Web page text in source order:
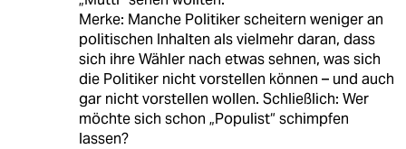
Merke: Manche Politiker scheitern weniger an
politischen Inhalten als vielmehr daran, dass
sich ihre Wähler nach etwas sehnen, was sich
die Politiker nicht vorstellen können – und auch
gar nicht vorstellen wollen. Schließlich: Wer
möchte sich schon „Populist“ schimpfen
lassen?